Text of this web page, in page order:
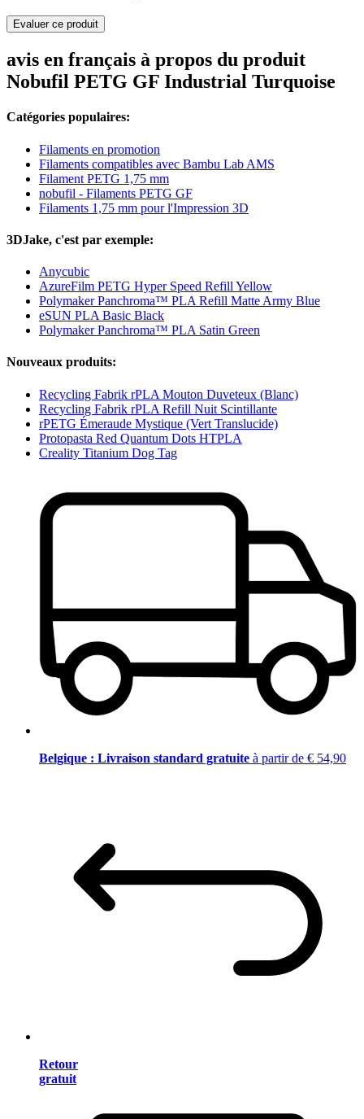
Evaluer ce produit
avis en français à propos du produit
Nobufil PETG GF Industrial Turquoise
Catégories populaires:
Filaments en promotion
Filaments compatibles avec Bambu Lab AMS
Filament PETG 1,75 mm
nobufil - Filaments PETG GF
Filaments 1,75 mm pour l'Impression 3D
3DJake, c'est par exemple:
Anycubic
AzureFilm PETG Hyper Speed Refill Yellow
Polymaker Panchroma™ PLA Refill Matte Army Blue
eSUN PLA Basic Black
Polymaker Panchroma™ PLA Satin Green
Nouveaux produits:
Recycling Fabrik rPLA Mouton Duve­teux (Blanc)
Recycling Fabrik rPLA Refill Nuit Scintillante
rPETG Émeraude Mystique (Vert Translucide)
Protopasta Red Quantum Dots HTPLA
Creality Titanium Dog Tag
Belgique : Livraison standard gratuite à partir de € 54,90
Retour
gratuit